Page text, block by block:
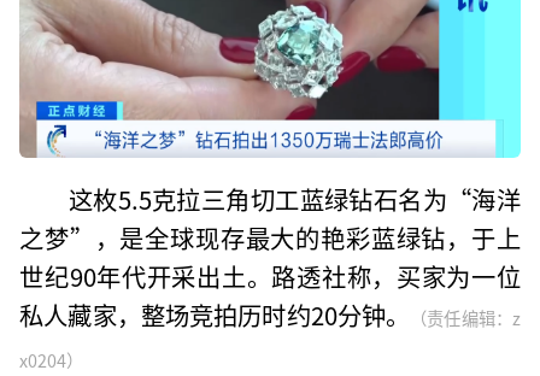
这枚5.5克拉三角切工蓝绿钻石名为“海洋
之梦”，是全球现存最大的艳彩蓝绿钻，于上
世纪90年代开采出土。路透社称，买家为一位
私人藏家，整场竞拍历时约20分钟。
（责任编辑：z
x0204）